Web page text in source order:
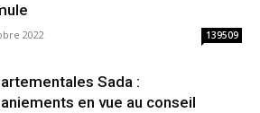
2022 139509
Sada :
en vue au conseil